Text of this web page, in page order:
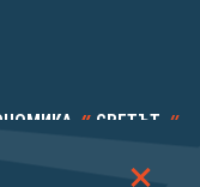
СВЕТЪТ
КАЛЕЙДОСКОП